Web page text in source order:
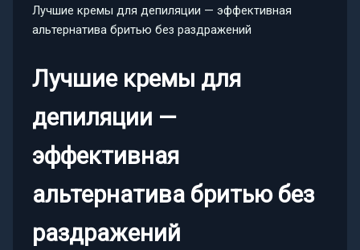
Лучшие кремы для депиляции — эффективная
альтернатива бритью без раздражений
Лучшие кремы для
депиляции —
эффективная
альтернатива бритью без
раздражений